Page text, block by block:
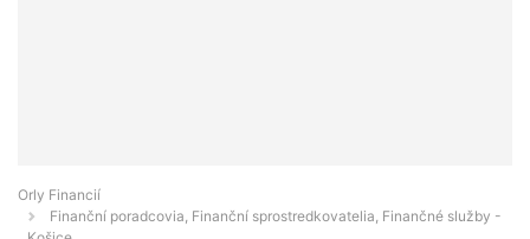
Orly Financií
Finanční poradcovia, Finanční sprostredkovatelia, Finančné služby -